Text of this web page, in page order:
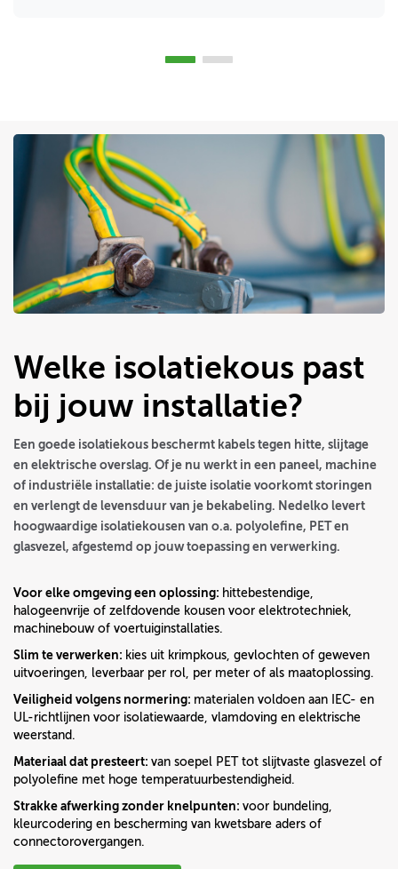
Welke isolatiekous past
bij jouw installatie?
Een goede isolatiekous beschermt kabels tegen hitte, slijtage
en elektrische overslag. Of je nu werkt in een paneel, machine
of industriële installatie: de juiste isolatie voorkomt storingen
en verlengt de levensduur van je bekabeling. Nedelko levert
hoogwaardige isolatiekousen van o.a. polyolefine, PET en
glasvezel, afgestemd op jouw toepassing en verwerking.
Voor elke omgeving een oplossing: hittebestendige,
halogeenvrije of zelfdovende kousen voor elektrotechniek,
machinebouw of voertuiginstallaties.
Slim te verwerken: kies uit krimpkous, gevlochten of geweven
uitvoeringen, leverbaar per rol, per meter of als maatoplossing.
Veiligheid volgens normering: materialen voldoen aan IEC- en
UL-richtlijnen voor isolatiewaarde, vlamdoving en elektrische
weerstand.
Materiaal dat presteert: van soepel PET tot slijtvaste glasvezel of
polyolefine met hoge temperatuurbestendigheid.
Strakke afwerking zonder knelpunten: voor bundeling,
kleurcodering en bescherming van kwetsbare aders of
connectorovergangen.